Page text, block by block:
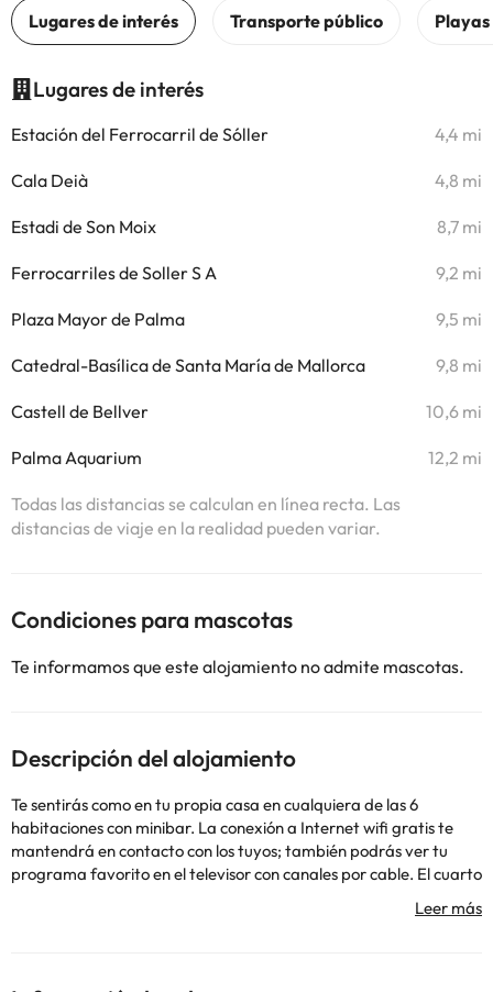
Lugares de interés
Estación del Ferrocarril de Sóller 4,4 mi
Cala Deià 4,8 mi
Estadi de Son Moix 8,7 mi
Ferrocarriles de Soller S A 9,2 mi
Plaza Mayor de Palma 9,5 mi
Catedral-Basílica de Santa María de Mallorca 9,8 mi
Castell de Bellver 10,6 mi
Palma Aquarium 12,2 mi
Todas las distancias se calculan en línea recta. Las
distancias de viaje en la realidad pueden variar.
Condiciones para mascotas
Te informamos que este alojamiento no admite mascotas.
Descripción del alojamiento
Te sentirás como en tu propia casa en cualquiera de las 6
habitaciones con minibar. La conexión a Internet wifi gratis te
mantendrá en contacto con los tuyos; también podrás ver tu
programa favorito en el televisor con canales por cable. El cuarto
secadores de pelo. Entre las comodidades, se incluyen caja fuerte